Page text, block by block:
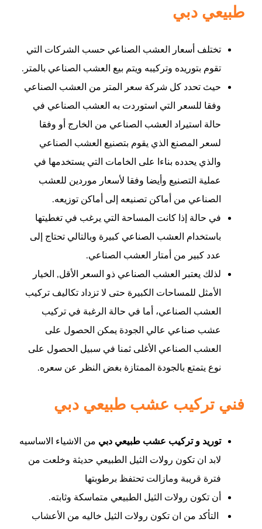
طبيعي دبي
تختلف أسعار العشب الصناعي حسب الشركات التي
تقوم بتوريده وتركيبه ويتم بيع العشب الصناعي بالمتر.
حيث تحدد كل شركة سعر المتر من العشب الصناعي
وفقا للسعر التي استوردت به العشب الصناعي في
حالة استيراد العشب الصناعي من الخارج أو وفقا
لسعر المصنع الذي يقوم بتصنيع العشب الصناعي
والذي يحدده بناءا على الخامات التي يستخدمها في
عملية التصنيع وأيضا وفقا لأسعار موردين للعشب
الصناعي من أماكن تصنيعه إلى أماكن توزيعه.
في حالة إذا كانت المساحة التي يرغب في تغطيتها
باستخدام العشب الصناعي كبيرة وبالتالي تحتاج إلى
عدد كبير من أمتار العشب الصناعي.
لذلك يعتبر العشب الصناعي ذو السعر الأقل, الخيار
الأمثل للمساحات الكبيرة حتى لا تزداد تكاليف تركيب
العشب الصناعي، أما في حالة الرغبة في تركيب
عشب صناعي عالي الجودة يمكن الحصول على
العشب الصناعي الأغلى ثمنا في سبيل الحصول على
نوع يتمتع بالجودة الممتازة بغض النظر عن سعره.
فني تركيب عشب طبيعي دبي
توريد و تركيب عشب طبيعي دبي من الاشياء الاساسيه
لابد ان تكون رولات الثيل الطبيعي حديثة وخلعت من
فترة قريبة ومازالت تحتفظ برطوبتها
أن تكون رولات الثيل الطبيعي متماسكة وثابته.
التأكد من ان تكون رولات الثيل خاليه من الأعشاب